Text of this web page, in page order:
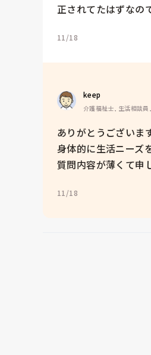
正されてたはずなの
11/18
keep
介護福祉士, 生活相談
ありがとうございます
身体的に生活ニーズ
質問内容が薄くて申
11/18